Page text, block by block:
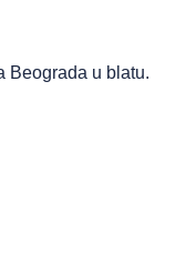
Beograda u blatu.